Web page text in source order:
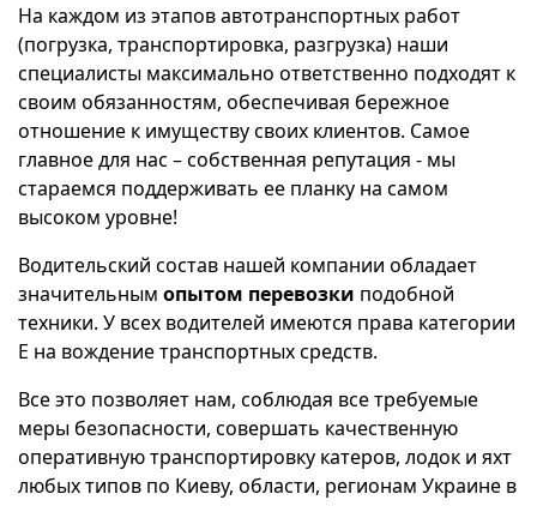
На каждом из этапов автотранспортных работ
(погрузка, транспортировка, разгрузка) наши
специалисты максимально ответственно подходят к
своим обязанностям, обеспечивая бережное
отношение к имуществу своих клиентов. Самое
главное для нас – собственная репутация - мы
стараемся поддерживать ее планку на самом
высоком уровне!
Водительский состав нашей компании обладает
значительным опытом перевозки подобной
техники. У всех водителей имеются права категории
Е на вождение транспортных средств.
Все это позволяет нам, соблюдая все требуемые
меры безопасности, совершать качественную
оперативную транспортировку катеров, лодок и яхт
любых типов по Киеву, области, регионам Украине в